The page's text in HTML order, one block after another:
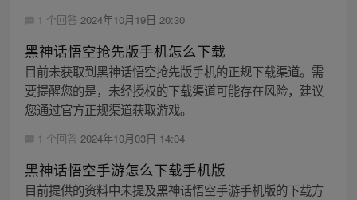
1 个回答 2024年10月19日 20:30
黑神话悟空抢先版手机怎么下载
目前未获取到黑神话悟空抢先版手机的正规下载渠道。需
要提醒您的是，未经授权的下载渠道可能存在风险，建议
您通过官方正规渠道获取游戏。
1 个回答 2024年10月03日 14:04
黑神话悟空手游怎么下载手机版
目前提供的资料中未提及黑神话悟空手游手机版的下载方